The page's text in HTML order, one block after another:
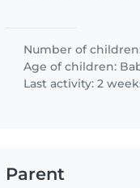
Number of
Age of children:
Last activity: 2
Parent